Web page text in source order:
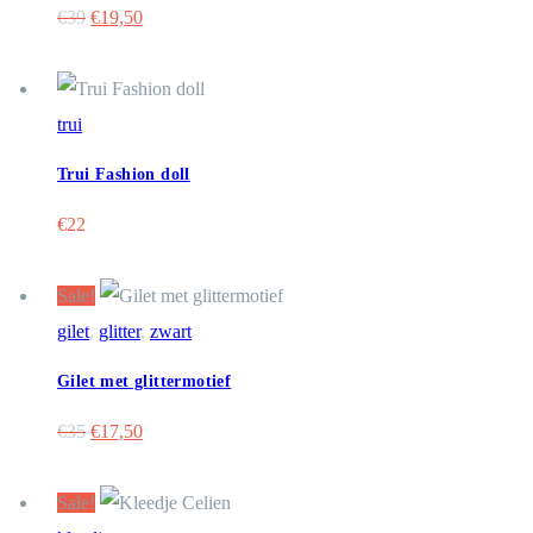
€39 Oorspronkelijke
was:
€19,50Huidige
is:
trui
Trui Fashion doll
€22
Sale!
gilet, glitter, zwart
Gilet met glittermotief
€35 Oorspronkelijke
was:
€17,50Huidige
is:
Sale!